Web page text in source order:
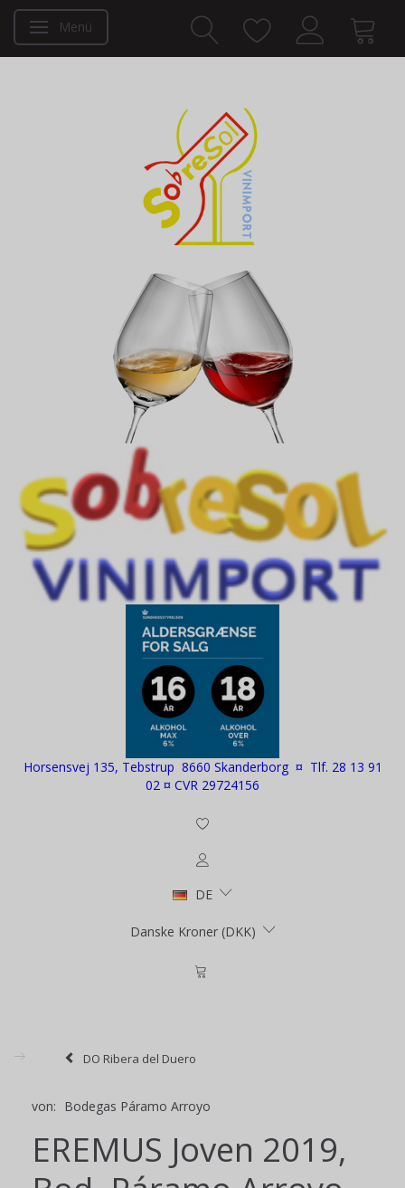
Anzeige ändern
Menü
Horsensvej 135, Tebstrup 8660 Skanderborg ¤ Tlf. 28 13 91
02 ¤ CVR 29724156
DE
Danske Kroner (DKK)
DO Ribera del Duero
von: Bodegas Páramo Arroyo
EREMUS Joven 2019,